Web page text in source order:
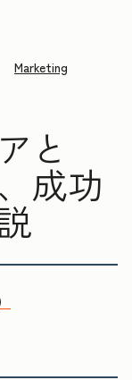
Marketing
と
成功